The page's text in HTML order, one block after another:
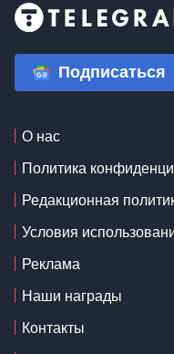
Подписаться
О нас
Политика
Редакционная
Условия
Реклама
Наши награды
Контакты